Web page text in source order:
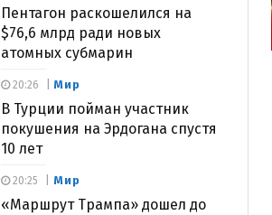
Пентагон раскошелился на
$76,6 млрд ради новых
атомных субмарин
Мир
В Турции пойман участник
покушения на Эрдогана спустя
10 лет
20:26
Мир
«Маршрут Трампа» дошел до
20:25